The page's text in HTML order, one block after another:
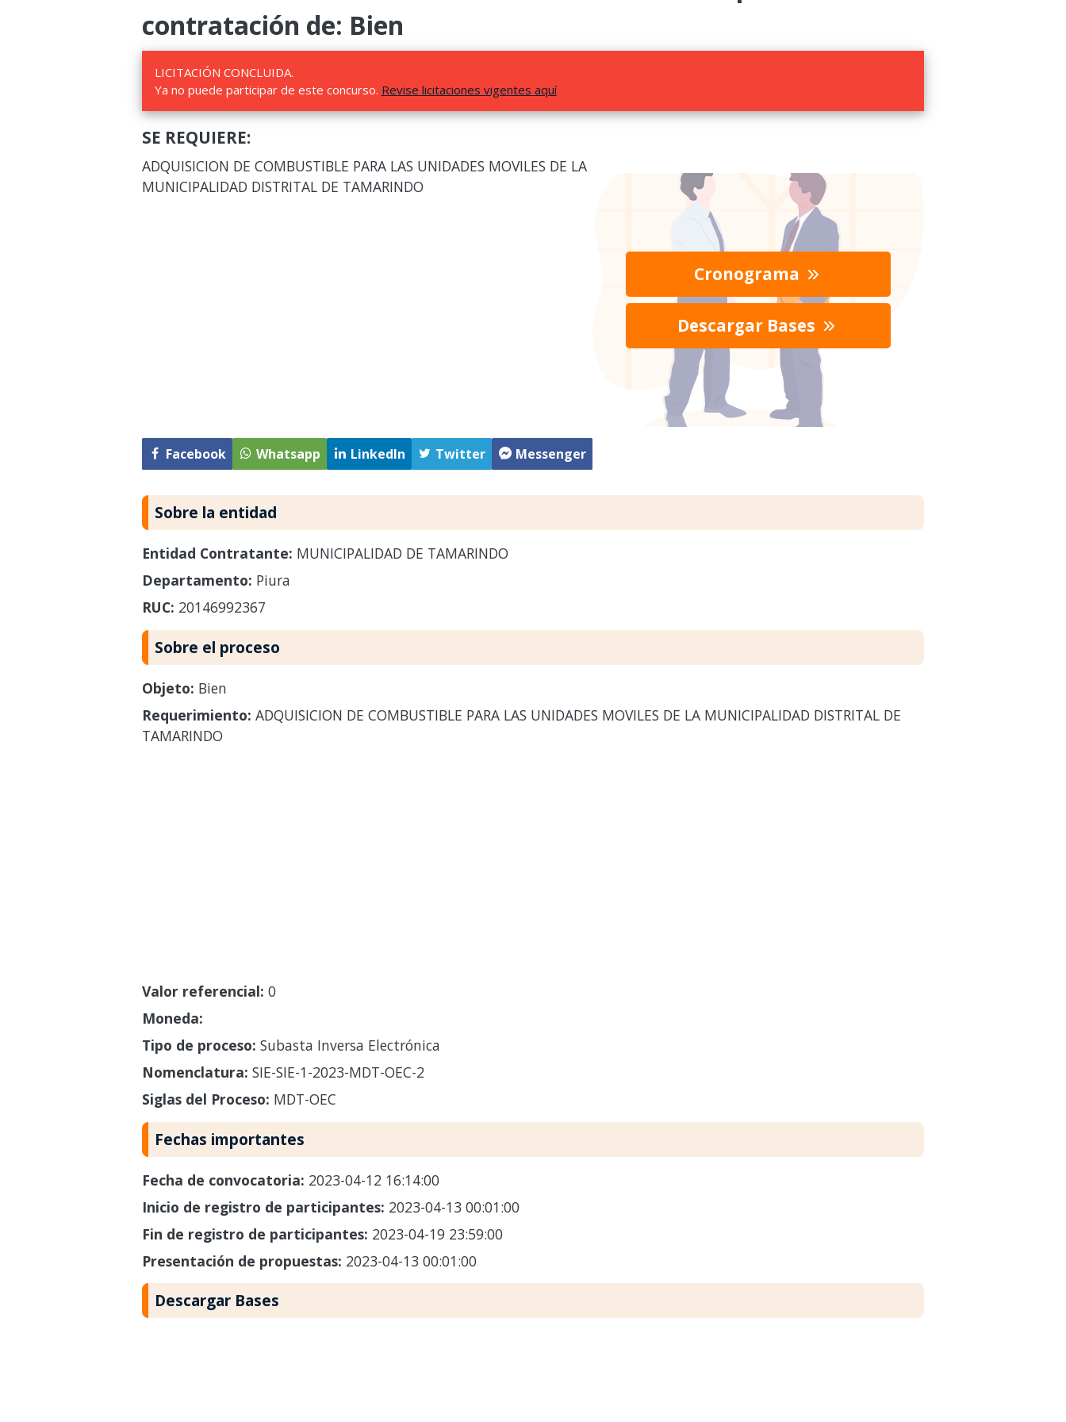
contratación de: Bien
LICITACIÓN CONCLUIDA.
Ya no puede participar de este concurso. Revise licitaciones vigentes aquí
SE REQUIERE:
ADQUISICION DE COMBUSTIBLE PARA LAS UNIDADES MOVILES DE LA
MUNICIPALIDAD DISTRITAL DE TAMARINDO
Facebook Whatsapp LinkedIn Twitter Messenger
Cronograma
Descargar Bases
Sobre la entidad
Entidad Contratante: MUNICIPALIDAD DE TAMARINDO
Departamento: Piura
RUC: 20146992367
Sobre el proceso
Objeto: Bien
Requerimiento: ADQUISICION DE COMBUSTIBLE PARA LAS UNIDADES MOVILES DE LA MUNICIPALIDAD DISTRITAL DE
TAMARINDO
Valor referencial: 0
Moneda:
Tipo de proceso: Subasta Inversa Electrónica
Nomenclatura: SIE-SIE-1-2023-MDT-OEC-2
Siglas del Proceso: MDT-OEC
Fechas importantes
Fecha de convocatoria: 2023-04-12 16:14:00
Inicio de registro de participantes: 2023-04-13 00:01:00
Fin de registro de participantes: 2023-04-19 23:59:00
Presentación de propuestas: 2023-04-13 00:01:00
Descargar Bases